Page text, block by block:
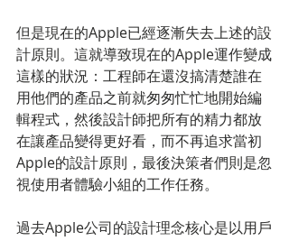
但是現在的Apple已經逐漸失去上述的設
計原則。這就導致現在的Apple運作變成
這樣的狀況：工程師在還沒搞清楚誰在
用他們的產品之前就匆匆忙忙地開始編
輯程式，然後設計師把所有的精力都放
在讓產品變得更好看，而不再追求當初
Apple的設計原則，最後決策者們則是忽
視使用者體驗小組的工作任務。
過去Apple公司的設計理念核心是以用戶